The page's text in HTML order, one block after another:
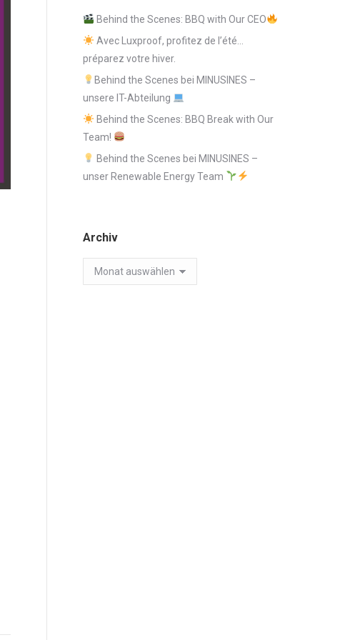
Behind the Scenes: BBQ with Our CEO
Avec Luxproof, profitez de l’été…
préparez votre hiver.
Behind the Scenes bei MINUSINES –
unsere IT-Abteilung
Behind the Scenes: BBQ Break with Our
Team!
Behind the Scenes bei MINUSINES –
unser Renewable Energy Team
Archiv
Archiv